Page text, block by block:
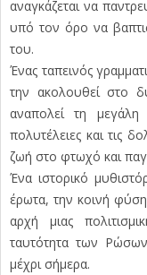
αναγκάζεται να
υπό τον όρο να
του.
Ένας ταπεινός
την ακολουθεί στο
αναπολεί τη μεγάλη
πολυτέλειες και τις
ζωή στο φτωχό και
Ένα ιστορικό
έρωτα, την κοινή
αρχή μιας
ταυτότητα των
μέχρι σήμερα.